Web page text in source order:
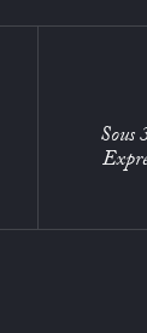
Sous